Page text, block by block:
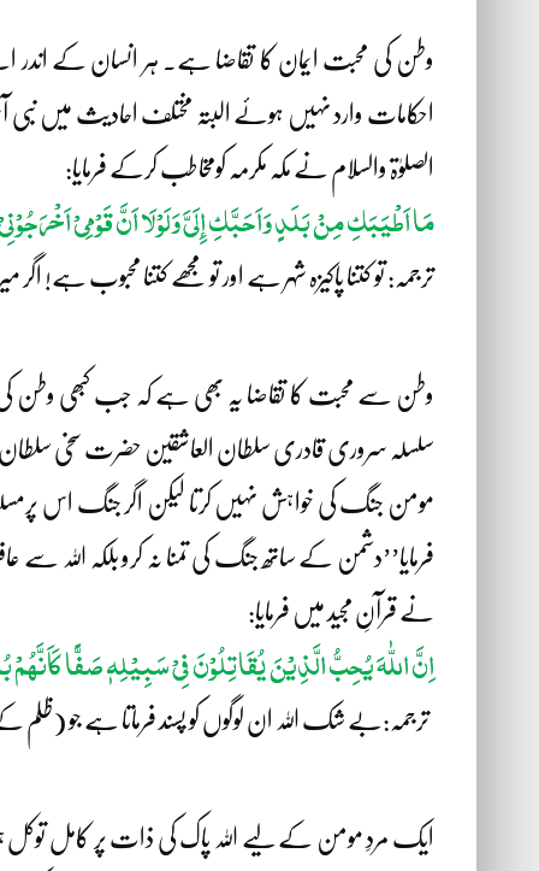
وطن کی محبت ایمان کا تقاضا ہے۔ ہر انسان کے
احکامات وارد نہیں ہوئے البتہ مختلف احادیث میں
الصلوٰۃ والسلام نے مکہ مکرمہ کومخاطب کرکے فرمایا:
مَا اَطْیَبَکِ مِنْ بَلَدٍ وَاَحَبَّکِ إِلَیَّ وَلَوْلَا اَنَّ قَوْمِیْ
ترجمہ: تو کتنا پاکیزہ شہر ہے اور تو مجھے کتنا محبوب ہے! اگر
وطن سے محبت کا تقاضا یہ بھی ہے کہ جب کبھی وطن کی
سلسلہ سروری قادری سلطان العاشقین حضرت سخی
مومن جنگ کی خواہش نہیں کرتا لیکن اگر جنگ اس پرمسلط
فرمایا’’دشمن کے ساتھ جنگ کی تمنا نہ کرو بلکہ اللہ
نے قرآنِ مجید میں فرمایا:
اِنَّ اللّٰہَ یُحِبُّ الَّذِیْنَ یُقَاتِلُوْنَ فِیْ سَبِیْلِہٖ صَفًّا
ترجمہ:بے شک اللہ ان لوگوں کو پسند فرماتا ہے جو
ایک مردِ مومن کے لیے اللہ پاک کی ذات پر کامل توکل